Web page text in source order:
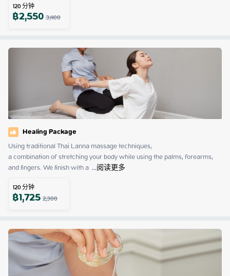
120分钟
฿2,5503,400
Healing Package
Using traditional Thai Lanna massage techniques,
a combination of stretching your body while using the palms, forearms,
and fingers. We finish with a ...阅读更多
120分钟
฿1,7252,300